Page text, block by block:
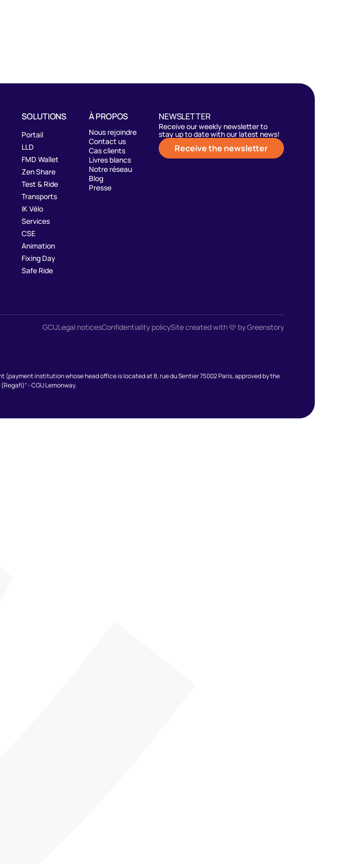
SOLUTIONS
Portail
LLD
FMD Wallet
Zen Share
Test & Ride
Transports
IK Vélo
Services
CSE
Animation
Fixing Day
Safe Ride
À PROPOS
Nous rejoindre
Contact us
Cas clients
Livres blancs
Notre réseau
Blog
Presse
NEWSLETTER
Receive our weekly newsletter to
stay up to date with our latest news!
Receive the newsletter
GCULegal noticesConfidentiality policySite created with 🩷 by Greenstory
(payment institution whose head office is located at 8, rue du Sentier 75002 Paris, approved by the
- CGU Lemonway.